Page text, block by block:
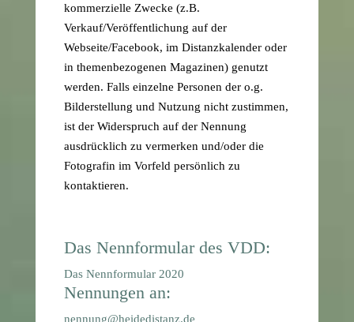
kommerzielle Zwecke (z.B.
Verkauf/Veröffentlichung auf der
Webseite/Facebook, im Distanzkalender oder
in themenbezogenen Magazinen) genutzt
werden. Falls einzelne Personen der o.g.
Bilderstellung und Nutzung nicht zustimmen,
ist der Widerspruch auf der Nennung
ausdrücklich zu vermerken und/oder die
Fotografin im Vorfeld persönlich zu
kontaktieren.
Das Nennformular des VDD:
Das Nennformular 2020
Nennungen an:
nennung@heidedistanz.de